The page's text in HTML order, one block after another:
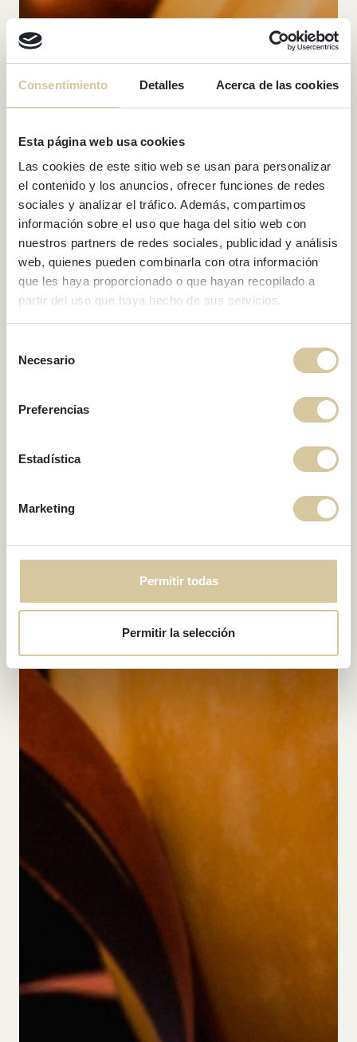
Consentimiento Detalles Acerca de las cookies
Esta página web usa cookies
Las cookies de este sitio web se usan para personalizar
el contenido y los anuncios, ofrecer funciones de redes
sociales y analizar el tráfico. Además, compartimos
información sobre el uso que haga del sitio web con
nuestros partners de redes sociales, publicidad y análisis
web, quienes pueden combinarla con otra información
que les haya proporcionado o que hayan recopilado a
partir del uso que haya hecho de sus servicios.
Necesario
Preferencias
Estadística
Marketing
Permitir todas
Permitir la selección
BLOG
La Castañada y
Halloween en Sitges